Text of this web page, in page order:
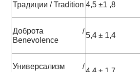
Традиции / Tradition 4,5 ±1 ,8
Доброта /
Benevolence
5,4 ± 1,4
Универсализм /